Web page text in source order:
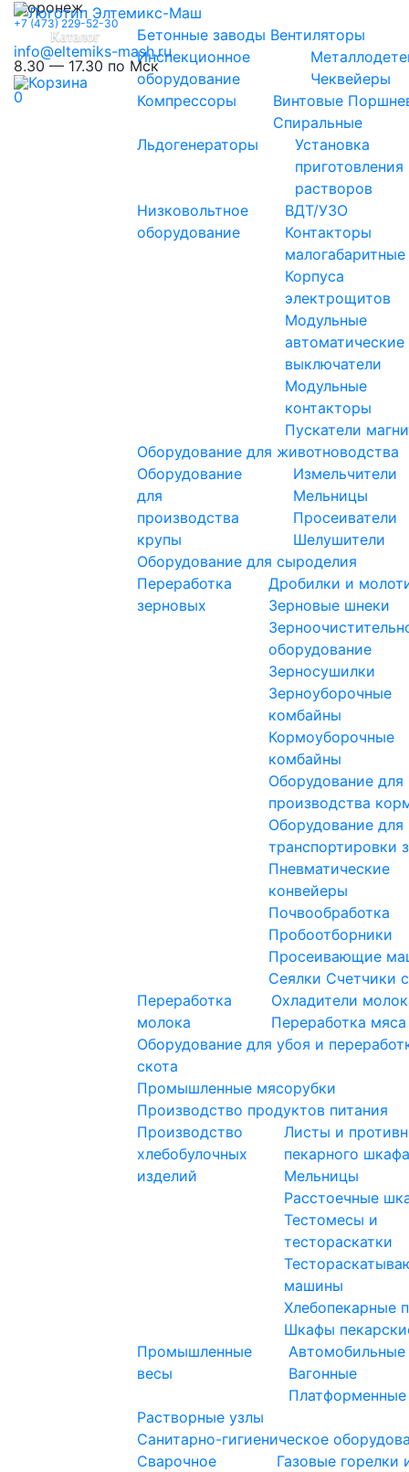
Воронеж
+7 (473) 229-52-30
info@eltemiks-mash.ru
8.30 — 17.30 по Мск
0
Каталог Бетонные заводы Вентиляторы
Инспекционное
оборудование
Чеквейеры
Компрессоры
Винтовые
Спиральные
Льдогенераторы
Установка
приготовления
растворов
Низковольтное
оборудование
ВДТ/УЗО
Контакторы
малогабаритные
Корпуса
электрощитов
Модульные
автоматические
выключатели
Модульные
контакторы
Пускатели
Оборудование для животноводства
Оборудование
для
производства
крупы
Измельчители
Мельницы
Просеиватели
Шелушители
Оборудование для сыроделия
Переработка
зерновых
Дробилки и
Зерновые шнеки
оборудование
Зерносушилки
Зерноуборочные
комбайны
Кормоуборочные
комбайны
Оборудование для
производства
Оборудование для
транспортировки
Пневматические
конвейеры
Почвообработка
Пробоотборники
Просеивающие
Сеялки Счетчики
Переработка
молока
Охладители
Переработка мяса
Оборудование для убоя и
скота
Промышленные мясорубки
Производство продуктов питания
Производство
хлебобулочных
изделий
Листы и
пекарного шкафа
Мельницы
Расстоечные
Тестомесы и
тестораскатки
машины
Хлебопекарные
Шкафы
Промышленные
весы
Автомобильные
Вагонные
Платформенные
Растворные узлы
Санитарно-гигиеническое
Сварочное
Газовые горелки